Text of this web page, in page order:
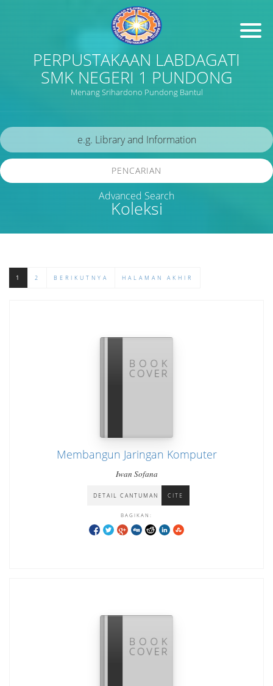
PERPUSTAKAAN LABDAGATI
SMK NEGERI 1 PUNDONG
Menang Srihardono Pundong Bantul
Koleksi
PENCARIAN
Advanced Search
1 2 BERIKUTNYA HALAMAN AKHIR
Membangun Jaringan Komputer
Iwan Sofana
DETAIL CANTUMAN CITE
BAGIKAN: